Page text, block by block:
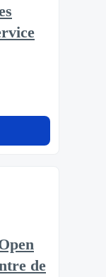
de